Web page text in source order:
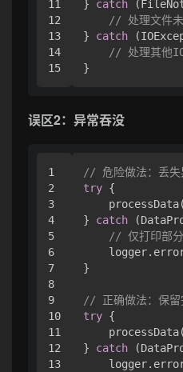
11
12
13
14
} catch
// 处理文件未
} catch
// 处理其他
误区2：异常吞没
1
2
3
4
5
6
7
8
9
10
11
12
13
// 危险做法：丢失
try {
} catch
// 仅打印部分
}
// 正确做法：保留
try {
} catch